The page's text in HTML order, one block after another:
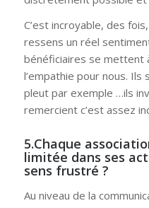
C’est incroyable, des
ressens un réel
bénéficiaires se mettent
l’empathie pour nous. Ils
pleut par exemple …ils
remercient c’est assez
5.Chaque
limitée dans ses
sens frustré ?
Au niveau de la